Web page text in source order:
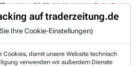
Trading-Room
06.08. 14:58 AMAZON (i) hat zwei Tage
auf traderzeitung.de
Ihre Cookie-Einstellungen)
Cookies, damit unsere Website technisch
verwenden wir außerdem Dienste